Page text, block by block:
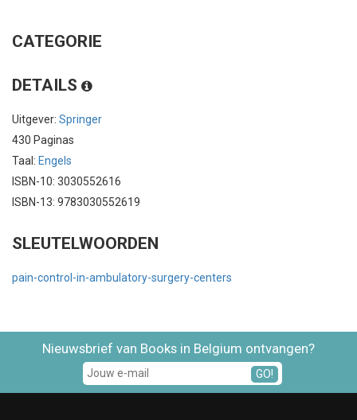
CATEGORIE
DETAILS
Uitgever: Springer
430 Paginas
Taal: Engels
ISBN-10: 3030552616
ISBN-13: 9783030552619
SLEUTELWOORDEN
pain-control-in-ambulatory-surgery-centers
Nieuwsbrief van Books in Belgium ontvangen?
GO!